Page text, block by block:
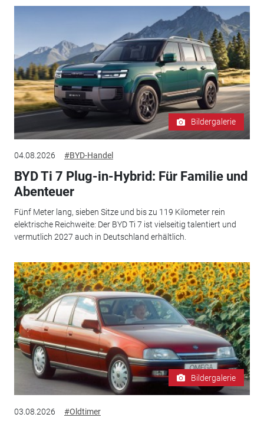
Bildergalerie
04.08.2026 #BYD-Handel
BYD Ti 7 Plug-in-Hybrid: Für Familie und
Abenteuer
Fünf Meter lang, sieben Sitze und bis zu 119 Kilometer rein
elektrische Reichweite: Der BYD Ti 7 ist vielseitig talentiert und
vermutlich 2027 auch in Deutschland erhältlich.
Bildergalerie
03.08.2026 #Oldtimer